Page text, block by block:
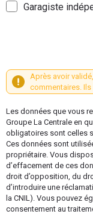
Garagiste
Après avoir
commentaires.
Les données que vous
Groupe La Centrale en
obligatoires sont celles
Ces données sont
propriétaire. Vous
d’effacement de ces
droit d’opposition, du
d’introduire une
la CNIL). Vous pouvez
consentement au